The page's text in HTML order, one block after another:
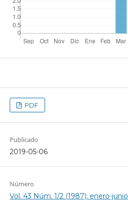
PDF
Publicado
2019-05-06
Número
Vol. 43 Núm. 1/2 (1987): enero-junio